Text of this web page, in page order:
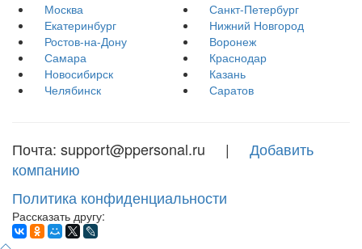
Москва
Санкт-Петербург
Екатеринбург
Нижний Новгород
Ростов-на-Дону
Воронеж
Самара
Краснодар
Новосибирск
Казань
Челябинск
Саратов
Почта: support@ppersonal.ru | Добавить
компанию
Политика конфиденциальности
Рассказать другу: